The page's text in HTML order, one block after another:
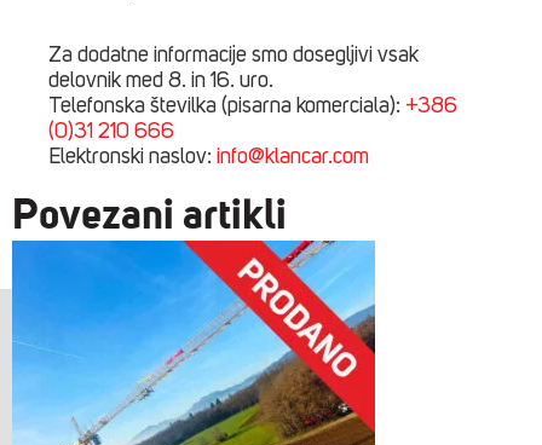
Za dodatne informacije smo dosegljivi vsak
delovnik med 8. in 16. uro.
Telefonska številka (pisarna komerciala): +386
(0)31 210 666
Elektronski naslov: info@klancar.com
Povezani artikli